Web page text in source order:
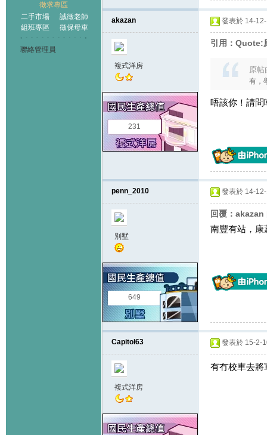
徵求專區
二手市場
誠徵老師
組班專區
徵保母車
聯絡管理員
akazan
複式洋房
231
發表於 14-
引用：Quote:
原
有，
唔該你！請問
penn_2010
別墅
649
發表於 14-
回覆：akazan
南豐有站，康
Capitol63
複式洋房
發表於 15-2-
有冇校車去將